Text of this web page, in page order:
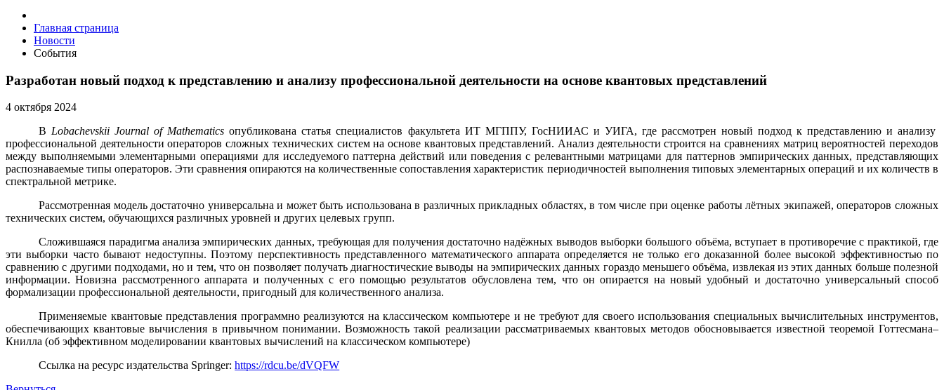
Главная страница
Новости
События
Разработан новый подход к представлению и анализу профессиональной деятельности на основе квантовых представлений
4 октября 2024
В LobachevskiiJournalof Mathematics опубликована статья специалистов факультета ИТ МГППУ, ГосНИИАС и УИГА, где рассмотрен новый подход к представлению и анализу
профессиональной деятельности операторов сложных технических систем на основе квантовых представлений. Анализ деятельности строится на сравнениях матриц вероятностей переходов
между выполняемыми элементарными операциями для исследуемого паттерна действий или поведения с релевантными матрицами для паттернов эмпирических данных, представляющих
распознаваемые типы операторов. Эти сравнения опираются на количественные сопоставления характеристик периодичностей выполнения типовых элементарных операций и их количеств в
спектральной метрике.
Рассмотренная модель достаточно универсальна и может быть использована в различных прикладных областях, в том числе при оценке работы лётных экипажей, операторов сложных
технических систем, обучающихся различных уровней и других целевых групп.
Сложившаяся парадигма анализа эмпирических данных, требующая для получения достаточно надёжных выводов выборки большого объёма, вступает в противоречие с практикой, где
эти выборки часто бывают недоступны. Поэтому перспективность представленного математического аппарата определяется не только его доказанной более высокой эффективностью по
сравнению с другими подходами, но и тем, что он позволяет получать диагностические выводы на эмпирических данных гораздо меньшего объёма, извлекая из этих данных больше полезной
информации. Новизна рассмотренного аппарата и полученных с его помощью результатов обусловлена тем, что он опирается на новый удобный и достаточно универсальный способ
формализации профессиональной деятельности, пригодный для количественного анализа.
Применяемые квантовые представления программно реализуются на классическом компьютере и не требуют для своего использования специальных вычислительных инструментов,
обеспечивающих квантовые вычисления в привычном понимании. Возможность такой реализации рассматриваемых квантовых методов обосновывается известной теоремой Готтесмана–
Книлла (об эффективном моделировании квантовых вычислений на классическом компьютере)
Ссылка на ресурс издательства Springer:https://rdcu.be/dVQFW